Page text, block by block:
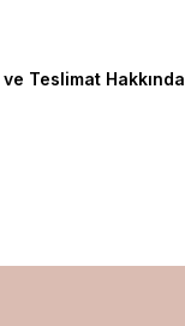
Teslimat Hakkında